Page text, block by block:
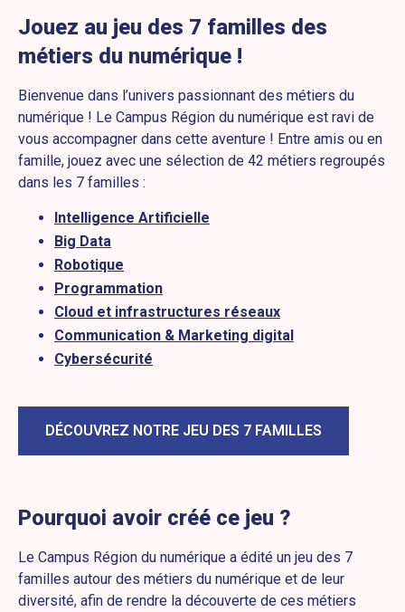
Jouez au jeu des 7 familles des
métiers du numérique !
Bienvenue dans l’univers passionnant des métiers du
numérique ! Le Campus Région du numérique est ravi de
vous accompagner dans cette aventure ! Entre amis ou en
famille, jouez avec une sélection de 42 métiers regroupés
dans les 7 familles :
Intelligence Artificielle
Big Data
Robotique
Programmation
Cloud et infrastructures réseaux
Communication & Marketing digital
Cybersécurité
DÉCOUVREZ NOTRE JEU DES 7 FAMILLES
Pourquoi avoir créé ce jeu ?
Le Campus Région du numérique a édité un jeu des 7
familles autour des métiers du numérique et de leur
diversité, afin de rendre la découverte de ces métiers